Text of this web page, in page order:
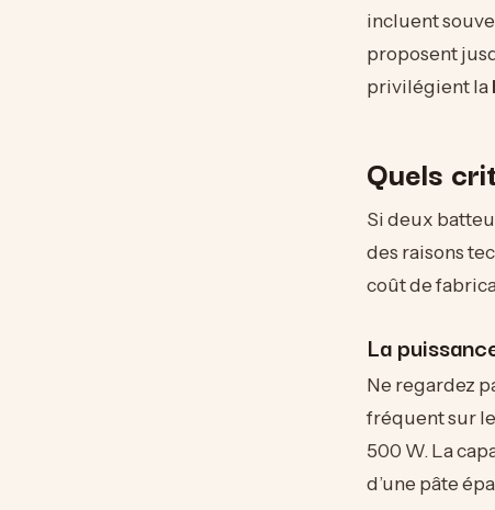
incluent
proposent
privilégient la
Quels
Si deux
des raisons
coût de
La
Ne regardez
fréquent sur
500 W. La
d’une pâte